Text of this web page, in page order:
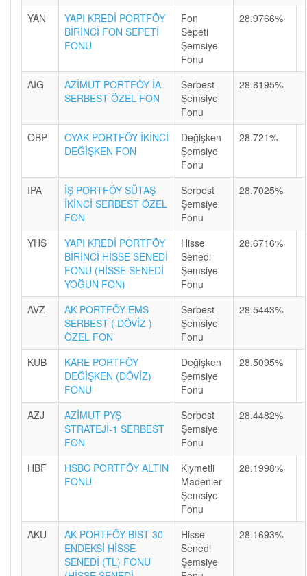
YAN
YAPI KREDİ PORTFÖY
BİRİNCİ FON SEPETİ
FONU
Fon
Sepeti
Şemsiye
Fonu
28.9766%
AIG
AZİMUT PORTFÖY İA
SERBEST ÖZEL FON
Serbest
Şemsiye
Fonu
28.8195%
OBP
OYAK PORTFÖY İKİNCİ
DEĞİŞKEN FON
Değişken
Şemsiye
Fonu
28.721%
IPA
İŞ PORTFÖY SÜTAŞ
İKİNCİ SERBEST ÖZEL
FON
Serbest
Şemsiye
Fonu
28.7025%
YHS
YAPI KREDİ PORTFÖY
BİRİNCİ HİSSE SENEDİ
FONU (HİSSE SENEDİ
YOĞUN FON)
Hisse
Senedi
Şemsiye
Fonu
28.6716%
AVZ
AK PORTFÖY EMS
SERBEST ( DÖVİZ )
ÖZEL FON
Serbest
Şemsiye
Fonu
28.5443%
KUB
KARE PORTFÖY
DEĞİŞKEN (DÖVİZ)
FONU
Değişken
Şemsiye
Fonu
28.5095%
AZJ
AZİMUT PYŞ
STRATEJİ-1 SERBEST
FON
Serbest
Şemsiye
Fonu
28.4482%
HBF
HSBC PORTFÖY ALTIN
FONU
Kıymetli
Madenler
Şemsiye
Fonu
28.1998%
AKU
AK PORTFÖY BIST 30
ENDEKSİ HİSSE
SENEDİ (TL) FONU
Hisse
Senedi
Şemsiye
28.1693%